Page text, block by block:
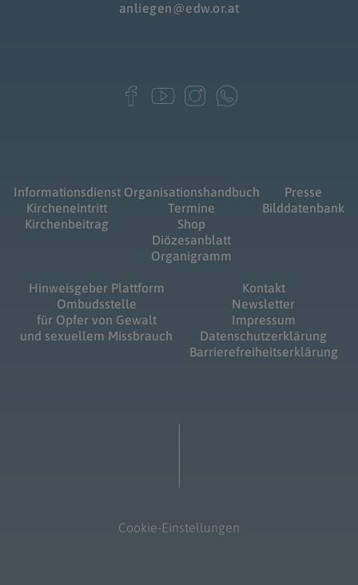
anliegen@edw.or.at
Informationsdienst
Kircheneintritt
Kirchenbeitrag
Organisationshandbuch
Termine
Shop
Diözesanblatt
Organigramm
Presse
Bilddatenbank
Hinweisgeber Plattform
Ombudsstelle
für Opfer von Gewalt
und sexuellem Missbrauch
Kontakt
Newsletter
Impressum
Datenschutzerklärung
Barrierefreiheitserklärung
Cookie-Einstellungen